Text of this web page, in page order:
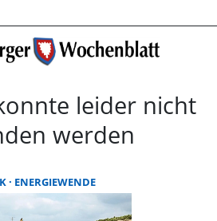
Startseite |
leider nicht
werden
ENERGIEWENDE